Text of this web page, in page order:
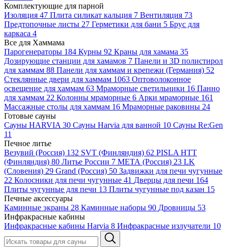
Комплектующие для парной
Изоляция 47 Плита силикат кальция 7 Вентиляция 73
Предтопочные листы 27 Герметики для бани 5 Брус для
каркаса 4
Все для Хаммама
Парогенераторы 184 Курны 92 Краны для хамама 35
Дозирующие станции для хамамов 7 Панели и 3D полистирол
для хаммам 88 Панели для хаммам и крепежи (Германия) 52
Стеклянные двери для хаммам 1063 Оптоволоконное
освещение для хаммам 63 Мраморные светильники 16 Панно
для хаммам 22 Колонны мраморные 6 Арки мраморные 161
Массажные столы для хаммам 16 Мраморные раковины 24
Готовые сауны
Сауны HARVIA 30 Сауны Harvia для ванной 10 Сауны Re:Gen
11
Печное литье
Везувий (Россия) 132 SVT (Финляндия) 62 PISLA HTT
(Финляндия) 80 Литье России 7 МЕТА (Россия) 23 LK
(Словения) 29 Grand (Россия) 50 Задвижки для печи чугунные
22 Колосники для печи чугунные 41 Дверцы для печи 164
Плиты чугунные для печи 13 Плиты чугунные под казан 15
Печные аксессуары
Каминные экраны 28 Каминные наборы 90 Дровницы 53
Инфракрасные кабины
Инфракрасные кабины Harvia 8 Инфракрасные излучатели 10